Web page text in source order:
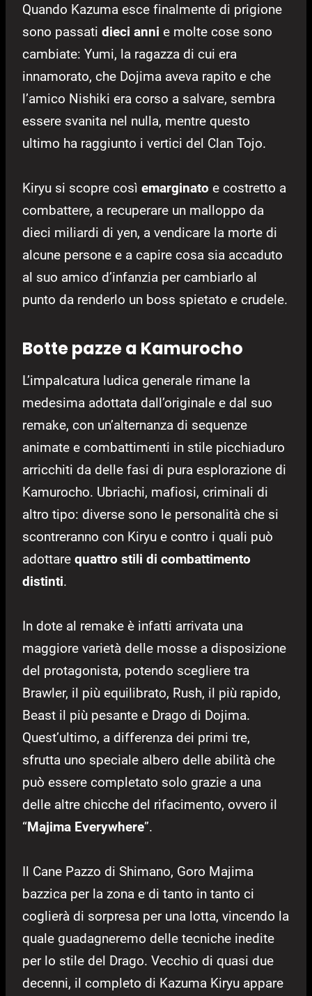
Quando Kazuma esce finalmente di prigione
sono passati dieci anni e molte cose sono
cambiate: Yumi, la ragazza di cui era
innamorato, che Dojima aveva rapito e che
l’amico Nishiki era corso a salvare, sembra
essere svanita nel nulla, mentre questo
ultimo ha raggiunto i vertici del Clan Tojo.
Kiryu si scopre così emarginato e costretto a
combattere, a recuperare un malloppo da
dieci miliardi di yen, a vendicare la morte di
alcune persone e a capire cosa sia accaduto
al suo amico d’infanzia per cambiarlo al
punto da renderlo un boss spietato e crudele.
Botte pazze a Kamurocho
L’impalcatura ludica generale rimane la
medesima adottata dall’originale e dal suo
remake, con un’alternanza di sequenze
animate e combattimenti in stile picchiaduro
arricchiti da delle fasi di pura esplorazione di
Kamurocho. Ubriachi, mafiosi, criminali di
altro tipo: diverse sono le personalità che si
scontreranno con Kiryu e contro i quali può
adottare quattro stili di combattimento
distinti.
In dote al remake è infatti arrivata una
maggiore varietà delle mosse a disposizione
del protagonista, potendo scegliere tra
Brawler, il più equilibrato, Rush, il più rapido,
Beast il più pesante e Drago di Dojima.
Quest’ultimo, a differenza dei primi tre,
sfrutta uno speciale albero delle abilità che
può essere completato solo grazie a una
delle altre chicche del rifacimento, ovvero il
“Majima Everywhere”.
Il Cane Pazzo di Shimano, Goro Majima
bazzica per la zona e di tanto in tanto ci
coglierà di sorpresa per una lotta, vincendo la
quale guadagneremo delle tecniche inedite
per lo stile del Drago. Vecchio di quasi due
decenni, il completo di Kazuma Kiryu appare